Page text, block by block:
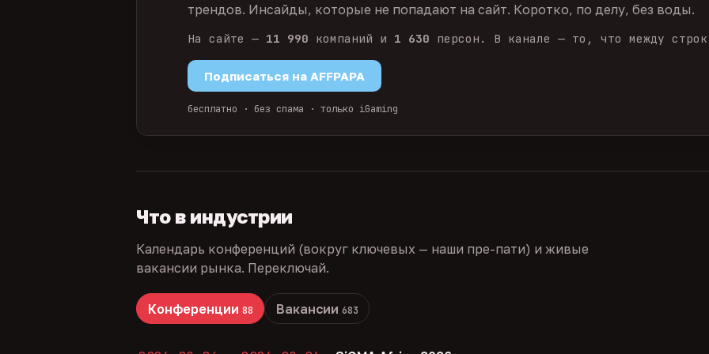
трендов. Инсайды, которые не попадают на сайт. Коротко, по делу, без воды.
На сайте — 11 990 компаний и 1 630 персон. В канале — то, что между
Подписаться на AFFPAPA
бесплатно · без спама · только iGaming
Что в индустрии
Календарь конференций (вокруг ключевых — наши пре-пати) и живые
вакансии рынка. Переключай.
Конференции 88 Вакансии 683